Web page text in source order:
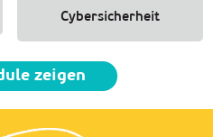
Cybersicherheit
zeigen